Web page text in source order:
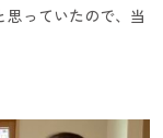
っていたので、当